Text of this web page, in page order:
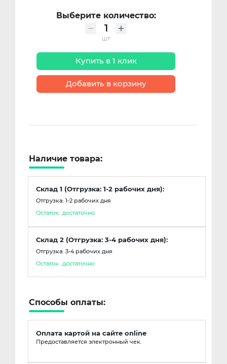
Выберите количество:
шт
Купить в 1 клик
Добавить в корзину
Наличие товара:
Склад 1 (Отгрузка: 1-2 рабочих дня):
Отгрузка: 1-2 рабочих дня
Остаток: достаточно
Склад 2 (Отгрузка: 3-4 рабочих дня):
Отгрузка: 3-4 рабочих дня
Остаток: достаточно
Способы оплаты:
Оплата картой на сайте online
Предоставляется электронный чек.